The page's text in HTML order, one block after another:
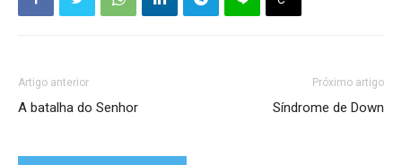
Artigo anterior
A batalha do Senhor
Próximo artigo
Síndrome de Down